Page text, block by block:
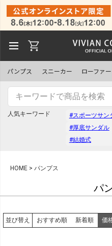
パンプス スニーカー ローファー
人気キーワード #スポーツサン
#厚底サンダル
#結婚式
HOME パンプス
パ
並び替え おすすめ順 新着順 価